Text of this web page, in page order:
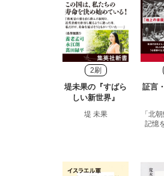
2刷
堤未果の『すばら
しい新世界』
堤 未果
証言
「北
記憶